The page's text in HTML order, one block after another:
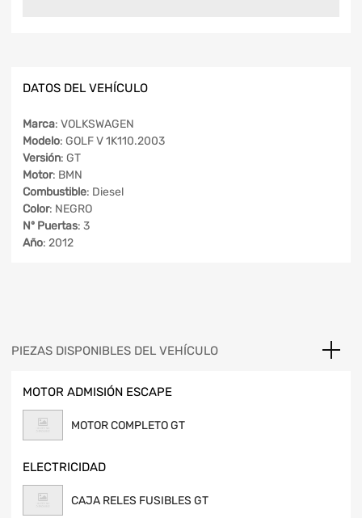
DATOS DEL VEHÍCULO
Marca: VOLKSWAGEN
Modelo: GOLF V 1K110.2003
Versión: GT
Motor: BMN
Combustible: Diesel
Color: NEGRO
Nº Puertas: 3
Año: 2012
PIEZAS DISPONIBLES DEL VEHÍCULO
MOTOR ADMISIÓN ESCAPE
MOTOR COMPLETO GT
ELECTRICIDAD
CAJA RELES FUSIBLES GT